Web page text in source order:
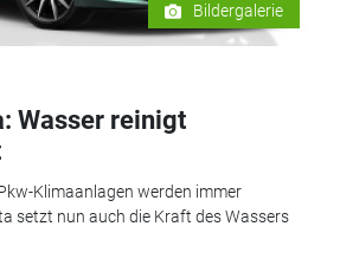
Bildergalerie
Wasser reinigt
Klimaanlagen werden immer
setzt nun auch die Kraft des Wassers